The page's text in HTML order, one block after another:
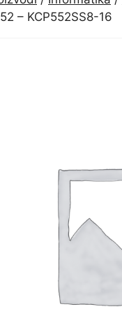
– KCP552SS8-16